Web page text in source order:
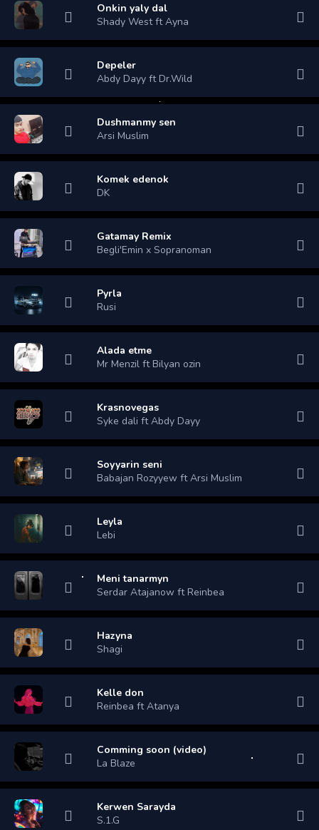
Onkin yaly dal
Shady West ft Ayna
Depeler
Abdy Dayy ft Dr.Wild
Dushmanmy sen
Arsi Muslim
Komek edenok
DK
Gatamay Remix
Begli'Emin x Sopranoman
Pyrla
Rusi
Alada etme
Mr Menzil ft Bilyan ozin
Krasnovegas
Syke dali ft Abdy Dayy
Soyyarin seni
Babajan Rozyyew ft Arsi Muslim
Leyla
Lebi
Meni tanarmyn
Serdar Atajanow ft Reinbea
Hazyna
Shagi
Kelle don
Reinbea ft Atanya
Comming soon (video)
La Blaze
Kerwen Sarayda
S.1.G